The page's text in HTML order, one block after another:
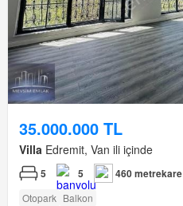
35.000.000 TL
Villa Edremit, Van ili içinde
5 5 460 metrekare
Otopark Balkon